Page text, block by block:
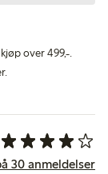
over 499,-.
30 anmeldelser